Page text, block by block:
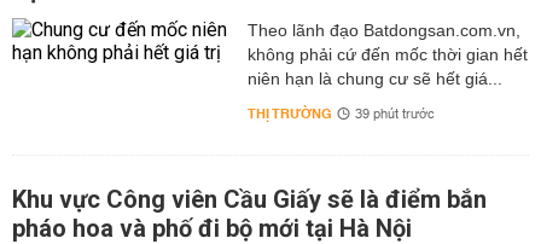
Theo lãnh đạo Batdongsan.com.vn,
không phải cứ đến mốc thời gian hết
niên hạn là chung cư sẽ hết giá...
THỊ TRƯỜNG 39 phút trước
Khu vực Công viên Cầu Giấy sẽ là điểm bắn
pháo hoa và phố đi bộ mới tại Hà Nội